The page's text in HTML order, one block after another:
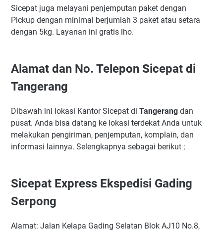
Sicepat juga melayani penjemputan paket dengan
Pickup dengan minimal berjumlah 3 paket atau setara
dengan 5kg. Layanan ini gratis lho.
Alamat dan No. Telepon Sicepat di
Tangerang
Dibawah ini lokasi Kantor Sicepat di Tangerang dan
pusat. Anda bisa datang ke lokasi terdekat Anda untuk
melakukan pengiriman, penjemputan, komplain, dan
informasi lainnya. Selengkapnya sebagai berikut ;
Sicepat Express Ekspedisi Gading
Serpong
Alamat: Jalan Kelapa Gading Selatan Blok AJ10 No.8,